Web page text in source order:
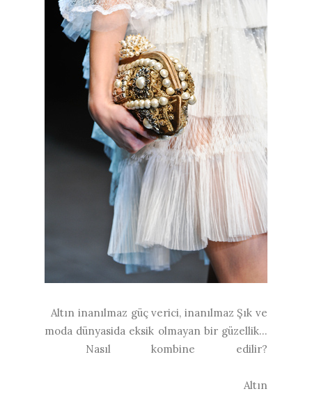
Altın inanılmaz güç verici, inanılmaz Şık ve
moda dünyasida eksik olmayan bir güzellik…
Nasıl kombine edilir?
Altın